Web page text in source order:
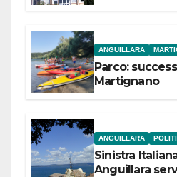
ANGUILLARA
Parco:
Martignano
ANGUILLARA
Sinistra
Anguillara